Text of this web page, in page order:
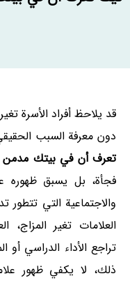
قد يلاحظ أفراد الأسرة
دون معرفة السبب
تعرف أن في بيتك
فجأة، بل يسبق ظهوره
والاجتماعية التي
العلامات تغير المزاج،
تراجع الأداء الدراسي
ذلك، لا يكفي ظهور